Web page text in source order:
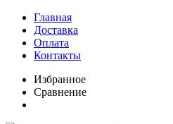
Главная
Доставка
Оплата
Контакты
Избранное
Сравнение